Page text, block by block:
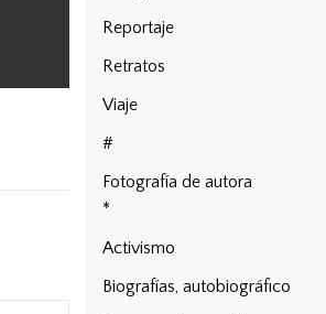
Reportaje
Retratos
Viaje
#
Fotografía de autora
*
Activismo
Biografías, autobiográfico